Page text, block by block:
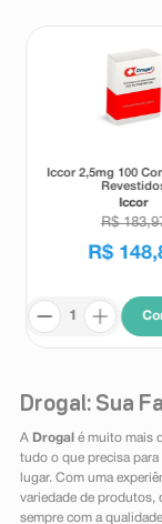
Iccor 2,5mg 100
Iccor
R$ 183,
R$ 148,
Drogal: Sua
A Drogal é muito mais
tudo o que precisa
lugar. Com uma
variedade de produtos,
sempre com a